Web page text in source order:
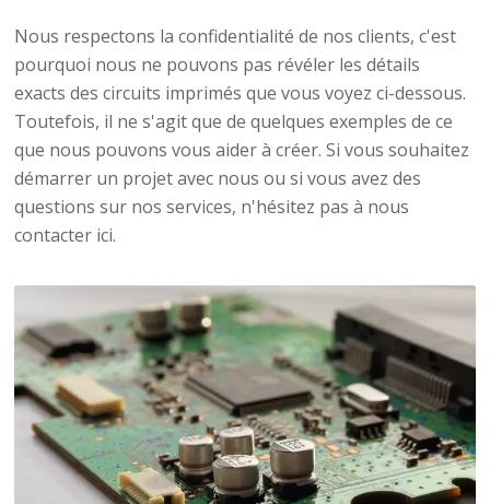
Nous respectons la confidentialité de nos clients, c'est
pourquoi nous ne pouvons pas révéler les détails
exacts des circuits imprimés que vous voyez ci-dessous.
Toutefois, il ne s'agit que de quelques exemples de ce
que nous pouvons vous aider à créer. Si vous souhaitez
démarrer un projet avec nous ou si vous avez des
questions sur nos services, n'hésitez pas à nous
contacter ici.